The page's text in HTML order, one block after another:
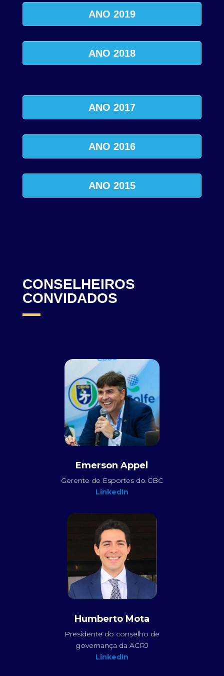
ANO 2019
ANO 2018
ANO 2017
ANO 2016
ANO 2015
CONSELHEIROS
CONVIDADOS
Emerson Appel
Gerente de Esportes do CBC
LinkedIn
Humberto Mota
Presidente do conselho de
governança da ACRJ
LinkedIn